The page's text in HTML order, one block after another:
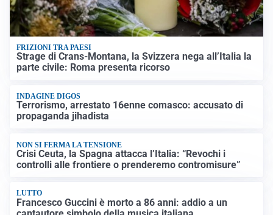
FRIZIONI TRA PAESI
Strage di Crans-Montana, la Svizzera nega all’Italia la
parte civile: Roma presenta ricorso
INDAGINE DIGOS
Terrorismo, arrestato 16enne comasco: accusato di
propaganda jihadista
NON SI FERMA LA TENSIONE
Crisi Ceuta, la Spagna attacca l’Italia: “Revochi i
controlli alle frontiere o prenderemo contromisure”
LUTTO
Francesco Guccini è morto a 86 anni: addio a un